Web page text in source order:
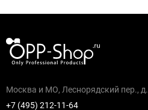
Москва и МО, Леснорядский пер.,
+7 (495) 212-11-64